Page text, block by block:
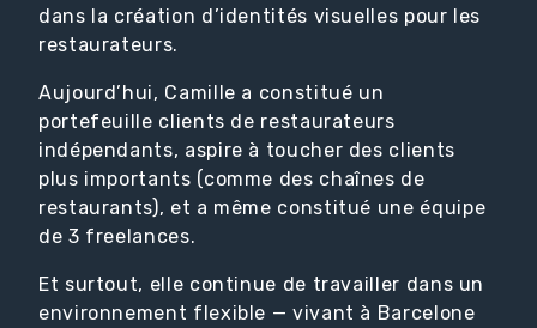
dans la création d’identités visuelles pour les
restaurateurs.
Aujourd’hui, Camille a constitué un
portefeuille clients de restaurateurs
indépendants, aspire à toucher des clients
plus importants (comme des chaînes de
restaurants), et a même constitué une équipe
de 3 freelances.
Et surtout, elle continue de travailler dans un
environnement flexible — vivant à Barcelone